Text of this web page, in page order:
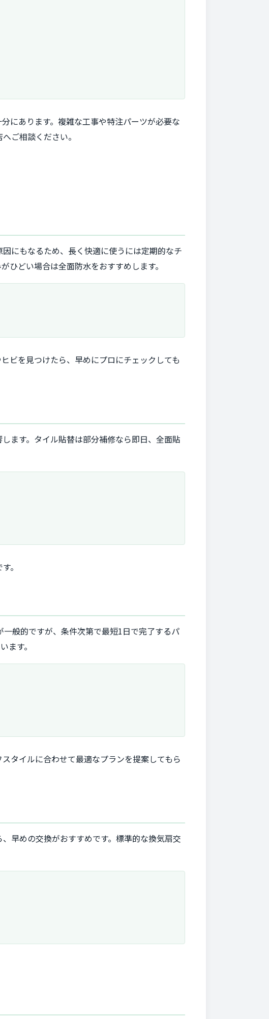
にあります。複雑な工事や特注パーツが必要な
ご相談ください。
にもなるため、長く快適に使うには定期的なチ
ひどい場合は全面防水をおすすめします。
ビを見つけたら、早めにプロにチェックしても
ます。タイル貼替は部分補修なら即日、全面貼
。
般的ですが、条件次第で最短1日で完了するパ
ます。
タイルに合わせて最適なプランを提案してもら
早めの交換がおすすめです。標準的な換気扇交